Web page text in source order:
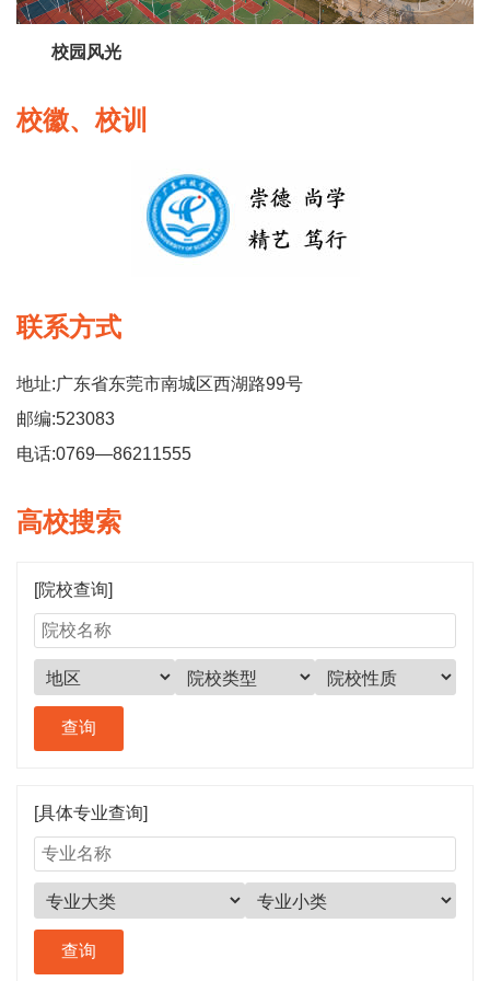
校园风光
校徽、校训
联系方式
地址:广东省东莞市南城区西湖路99号
邮编:523083
电话:0769—86211555
高校搜索
[院校查询]
[具体专业查询]